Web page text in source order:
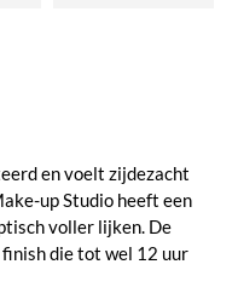
en voelt zijdezacht
up Studio heeft een
voller lijken. De
die tot wel 12 uur